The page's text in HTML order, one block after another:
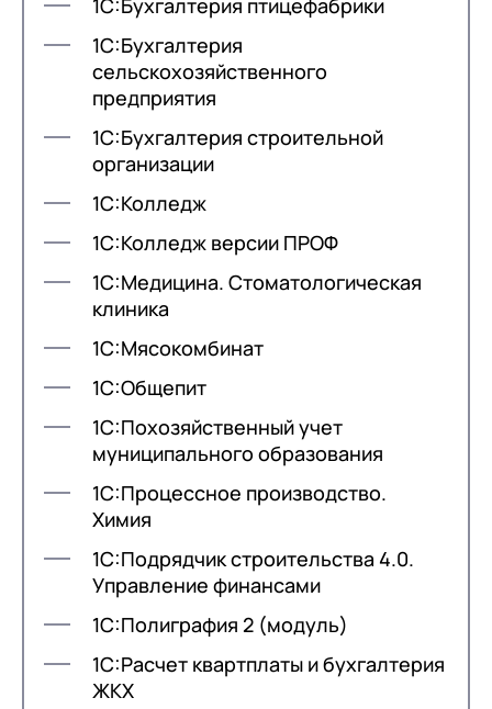
1С:Бухгалтерия птицефабрики
1С:Бухгалтерия
сельскохозяйственного
предприятия
1С:Бухгалтерия строительной
организации
1С:Колледж
1С:Колледж версии ПРОФ
1С:Медицина. Стоматологическая
клиника
1С:Мясокомбинат
1С:Общепит
1С:Похозяйственный учет
муниципального образования
1С:Процессное производство.
Химия
1С:Подрядчик строительства 4.0.
Управление финансами
1С:Полиграфия 2 (модуль)
1С:Расчет квартплаты и бухгалтерия
ЖКХ